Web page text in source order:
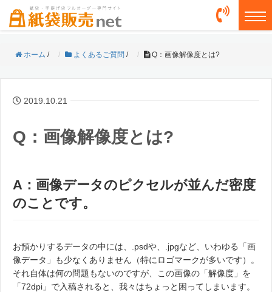
ホーム / よくあるご質問 / Q：画像解像度とは?
2019.10.21
Q：画像解像度とは?
A：画像データのピクセルが並んだ密度
のことです。
お預かりするデータの中には、.psdや、.jpgなど、いわゆる「画
像データ」も少なくありません（特にロゴマークが多いです）。
それ自体は何の問題もないのですが、この画像の「解像度」を
「72dpi」で入稿されると、我々はちょっと困ってしまいます。